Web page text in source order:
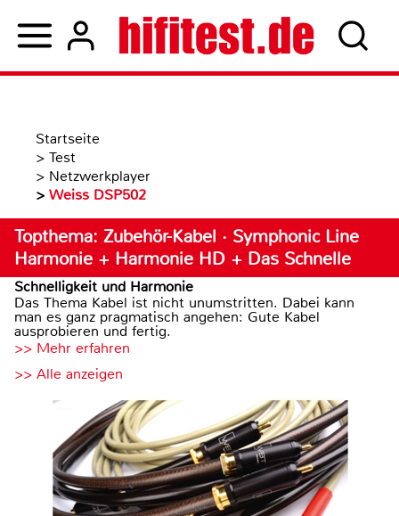
Startseite
> Test
> Netzwerkplayer
> Weiss DSP502
Topthema: Zubehör-Kabel · Symphonic Line
Harmonie + Harmonie HD + Das Schnelle
Schnelligkeit und Harmonie
Das Thema Kabel ist nicht unumstritten. Dabei kann
man es ganz pragmatisch angehen: Gute Kabel
ausprobieren und fertig.
>> Mehr erfahren
>> Alle anzeigen